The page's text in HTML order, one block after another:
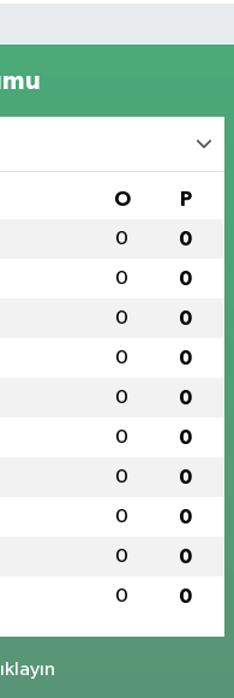
O P
0 0
0 0
0 0
0 0
0 0
0 0
0 0
0 0
0 0
0 0